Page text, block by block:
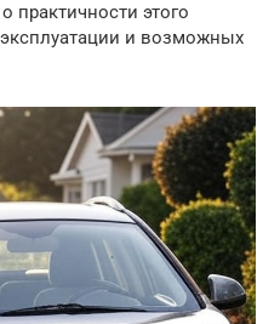
практичности этого
и возможных